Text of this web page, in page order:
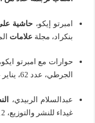
امبرتو إيكو، حاشية
بنكراد، مجلة علامات
حوارات مع امبرتو
الجرطي، عدد 62، يناير 2014.
عبدالسلام الربيدي،
غيداء للنشر والتوزيع، 2012 .